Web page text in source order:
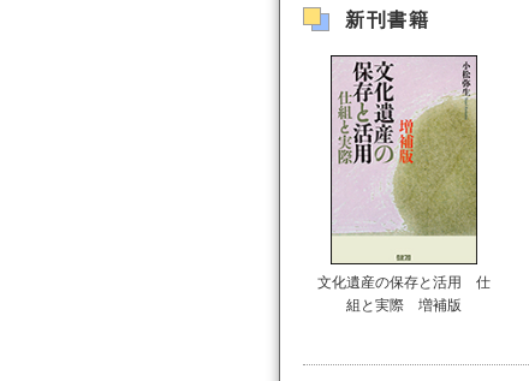
新刊書籍
文化遺産の保存と活用 仕
組と実際 増補版